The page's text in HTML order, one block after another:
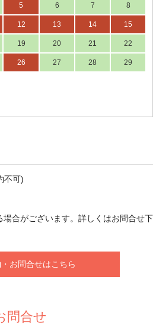
5 6 7 8
12 13 14 15
19 20 21 22
26 27 28 29
不可)
合がございます。詳しくはお問合せ下
お問合せはこちら
問合せ